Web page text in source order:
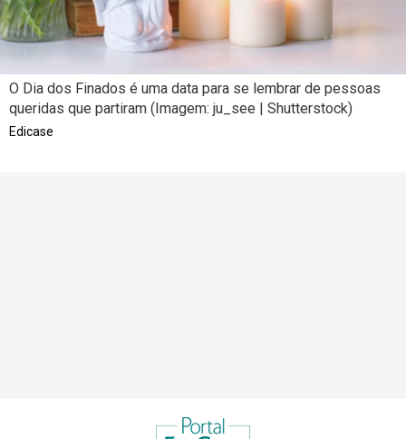
O Dia dos Finados é uma data para se lembrar de pessoas
queridas que partiram (Imagem: ju_see | Shutterstock)
Edicase